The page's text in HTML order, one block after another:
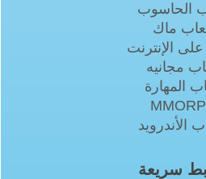
الحاسوب
ماك
على الإنترنت
مجانيه
المهارة
سريعة